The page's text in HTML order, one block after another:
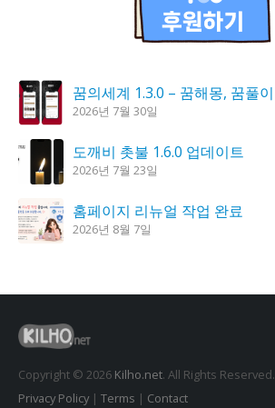
꿈의세계 1.3.0 – 꿈해몽, 꿈풀이
2026년 7월 30일
도깨비 촛불 1.6.0 업데이트
2026년 7월 23일
홈페이지 리뉴얼 작업 완료
2026년 8월 7일
시크릿DNS 3.9.3 업데이트
2026년 7월 30일
Copyright © 2026 Kilho.net. All Rights Reserved.
Privacy Policy| Terms | Contact